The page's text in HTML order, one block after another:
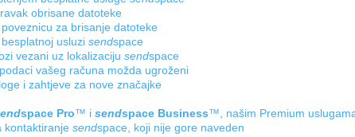
obrisane datoteke
za brisanje datoteke
usluzi sendspace
vezani uz lokalizaciju sendspace
vašeg računa možda ugroženi
i zahtjeve za nove značajke
space Pro™ i sendspace Business™, našim Premium
kontaktiranje sendspace, koji nije gore naveden